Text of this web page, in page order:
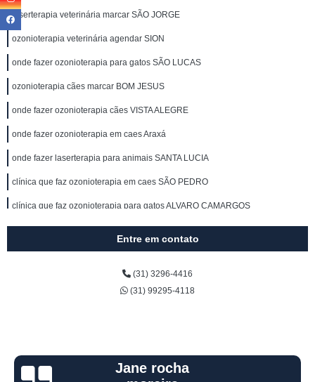
laserterapia veterinária marcar SÃO JORGE
ozonioterapia veterinária agendar SION
onde fazer ozonioterapia para gatos SÃO LUCAS
ozonioterapia cães marcar BOM JESUS
onde fazer ozonioterapia cães VISTA ALEGRE
onde fazer ozonioterapia em caes Araxá
onde fazer laserterapia para animais SANTA LUCIA
clínica que faz ozonioterapia em caes SÃO PEDRO
clínica que faz ozonioterapia para gatos ALVARO CAMARGOS
clínica que faz laserterapia para gatos SANTA EFIGENEA
ozonioterapia para caes marcar Pará de Minas
onde fazer ozonioterapia para caes SANTO ANDRE
Entre em contato
(31) 3296-4416
(31) 99295-4118
Kelly Mainart